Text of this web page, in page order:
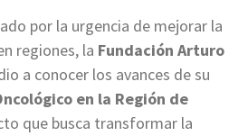
por la urgencia de mejorar la
regiones, la Fundación Arturo
a conocer los avances de su
en la Región de
que busca transformar la